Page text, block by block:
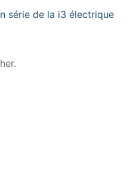
série de la i3 électrique